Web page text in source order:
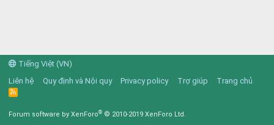
Tiếng Việt (VN)
Liên hệ
Quy định và Nội quy Privacy policy Trợ giúp Trang chủ
R
S
Forum software by XenForo® © 2010-2019 XenForo Ltd.